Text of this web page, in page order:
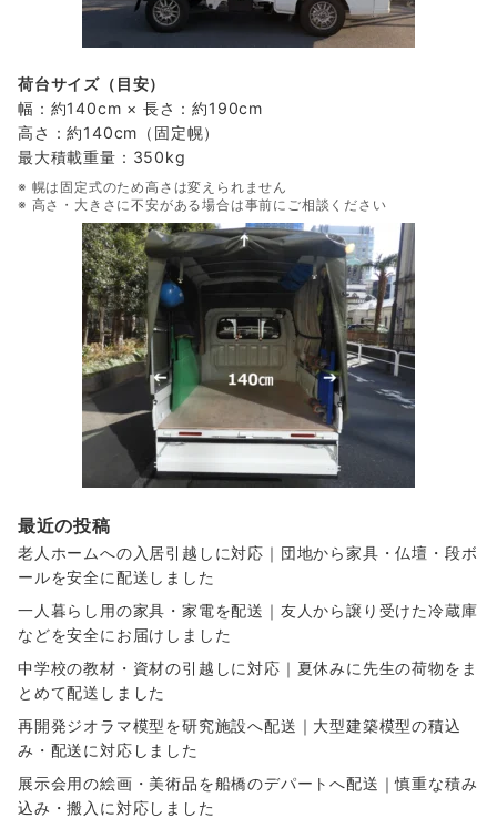
荷台サイズ（目安）
幅：約140cm × 長さ：約190cm
高さ：約140cm（固定幌）
最大積載重量：350kg
※ 幌は固定式のため高さは変えられません
※ 高さ・大きさに不安がある場合は事前にご相談ください
最近の投稿
老人ホームへの入居引越しに対応｜団地から家具・仏壇・段ボ
ールを安全に配送しました
一人暮らし用の家具・家電を配送｜友人から譲り受けた冷蔵庫
などを安全にお届けしました
中学校の教材・資材の引越しに対応｜夏休みに先生の荷物をま
とめて配送しました
再開発ジオラマ模型を研究施設へ配送｜大型建築模型の積込
み・配送に対応しました
展示会用の絵画・美術品を船橋のデパートへ配送｜慎重な積み
込み・搬入に対応しました